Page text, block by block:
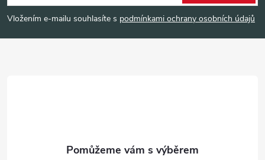
p
a
Vložením e-mailu souhlasíte s podmínkami ochrany osobních údajů